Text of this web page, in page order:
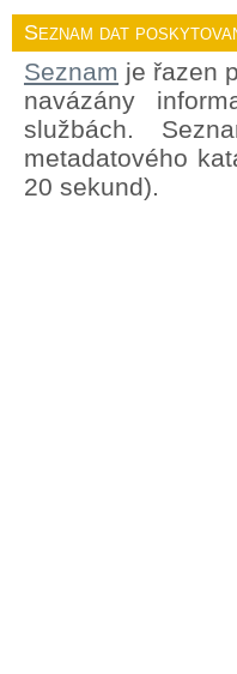
Seznam dat
Seznam je řazen
navázány
službách.
metadatového
20 sekund).